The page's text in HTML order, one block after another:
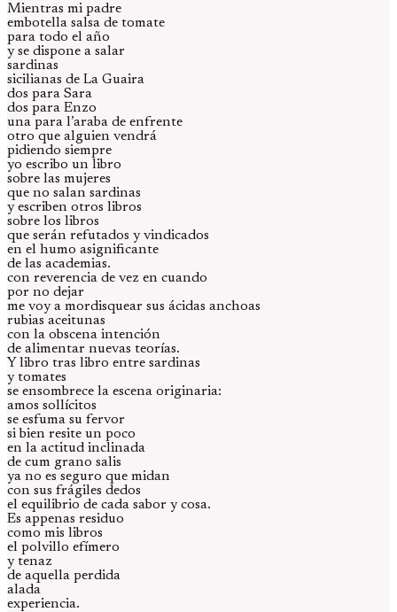
Mientras mi padre
embotella salsa de tomate
para todo el año
y se dispone a salar
sardinas
sicilianas de La Guaira
dos para Sara
dos para Enzo
una para l’araba de enfrente
otro que alguien vendrá
pidiendo siempre
yo escribo un libro
sobre las mujeres
que no salan sardinas
y escriben otros libros
sobre los libros
que serán refutados y vindicados
en el humo asignificante
de las academias.
con reverencia de vez en cuando
por no dejar
me voy a mordisquear sus ácidas anchoas
rubias aceitunas
con la obscena intención
de alimentar nuevas teorías.
Y libro tras libro entre sardinas
y tomates
se ensombrece la escena originaria:
amos sollícitos
se esfuma su fervor
si bien resite un poco
en la actitud inclinada
de cum grano salis
ya no es seguro que midan
con sus frágiles dedos
el equilibrio de cada sabor y cosa.
Es appenas residuo
como mis libros
el polvillo efímero
y tenaz
de aquella perdida
alada
experiencia.